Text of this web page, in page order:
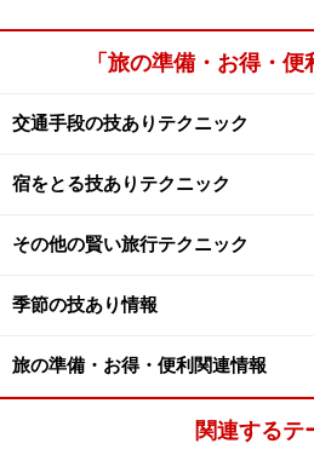
「旅の準備・お得・
交通手段の技ありテクニック
宿をとる技ありテクニック
その他の賢い旅行テクニック
季節の技あり情報
旅の準備・お得・便利関連情報
関連するテ